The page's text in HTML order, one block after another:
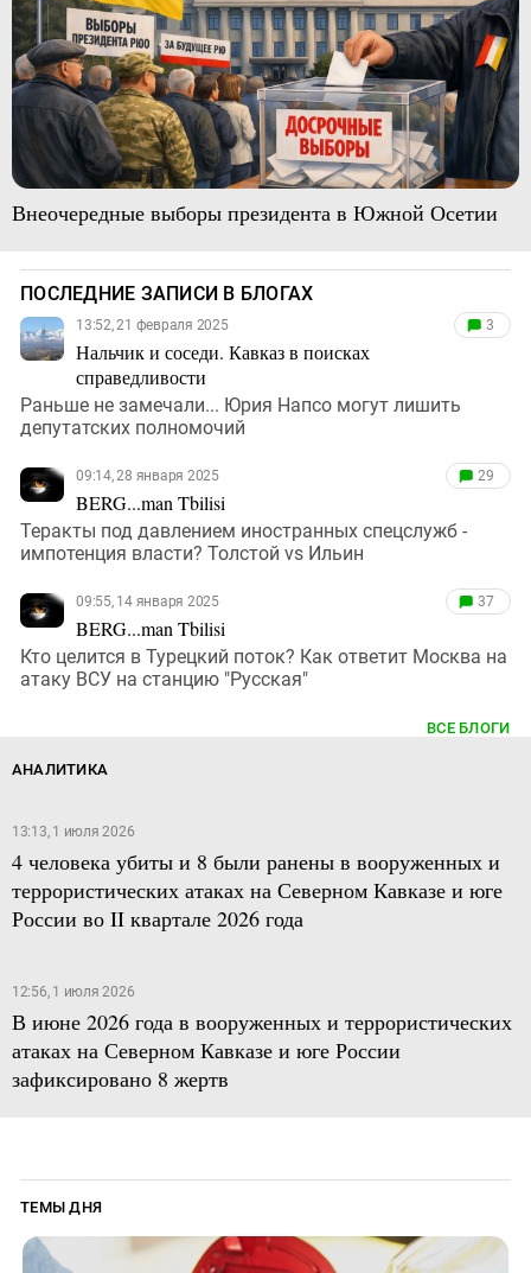
Внеочередные выборы президента в Южной Осетии
ПОСЛЕДНИЕ ЗАПИСИ В БЛОГАХ
13:52, 21 февраля 2025
Нальчик и соседи. Кавказ в поисках
справедливости
3
Раньше не замечали... Юрия Напсо могут лишить
депутатских полномочий
09:14, 28 января 2025
BERG...man Tbilisi
29
Теракты под давлением иностранных спецслужб -
импотенция власти? Толстой vs Ильин
09:55, 14 января 2025
BERG...man Tbilisi
37
Кто целится в Турецкий поток? Как ответит Москва на
атаку ВСУ на станцию "Русская"
ВСЕ БЛОГИ
АНАЛИТИКА
13:13, 1 июля 2026
4 человека убиты и 8 были ранены в вооруженных и
террористических атаках на Северном Кавказе и юге
России во II квартале 2026 года
12:56, 1 июля 2026
В июне 2026 года в вооруженных и террористических
атаках на Северном Кавказе и юге России
зафиксировано 8 жертв
ТЕМЫ ДНЯ